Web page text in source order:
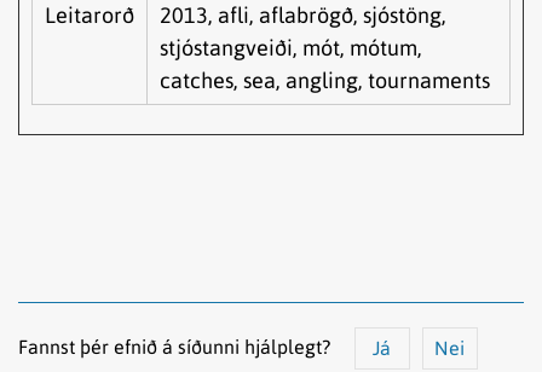
Leitarorð
2013, afli, aflabrögð, sjóstöng,
stjóstangveiði, mót, mótum,
catches, sea, angling, tournaments
Fannst þér efnið á síðunni hjálplegt? Já Nei